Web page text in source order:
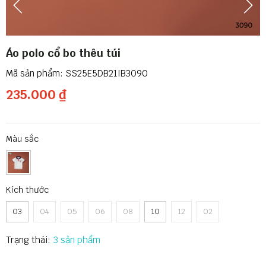
Áo polo cổ bo thêu túi
235.000 ₫
Màu sắc
Kích thước
03 04 05 06 08 10 12 02
SS25E5DB21IB3090
Trạng thái: 3